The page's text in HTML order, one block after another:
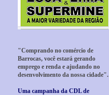
"Comprando no comércio de
Barrocas, você estará gerando
emprego e renda e ajudando no
desenvolvimento da nossa cidade".
Uma campanha da CDL de